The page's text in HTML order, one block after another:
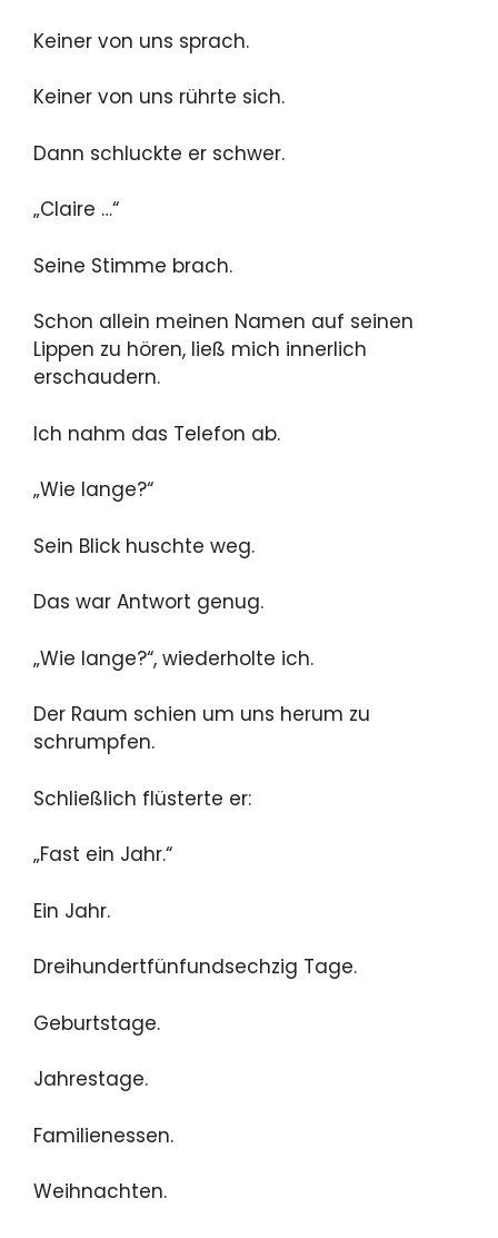
Keiner von uns sprach.
Keiner von uns rührte sich.
Dann schluckte er schwer.
„Claire …“
Seine Stimme brach.
Schon allein meinen Namen auf seinen
Lippen zu hören, ließ mich innerlich
erschaudern.
Ich nahm das Telefon ab.
„Wie lange?“
Sein Blick huschte weg.
Das war Antwort genug.
„Wie lange?“, wiederholte ich.
Der Raum schien um uns herum zu
schrumpfen.
Schließlich flüsterte er:
„Fast ein Jahr.“
Ein Jahr.
Dreihundertfünfundsechzig Tage.
Geburtstage.
Jahrestage.
Familienessen.
Weihnachten.